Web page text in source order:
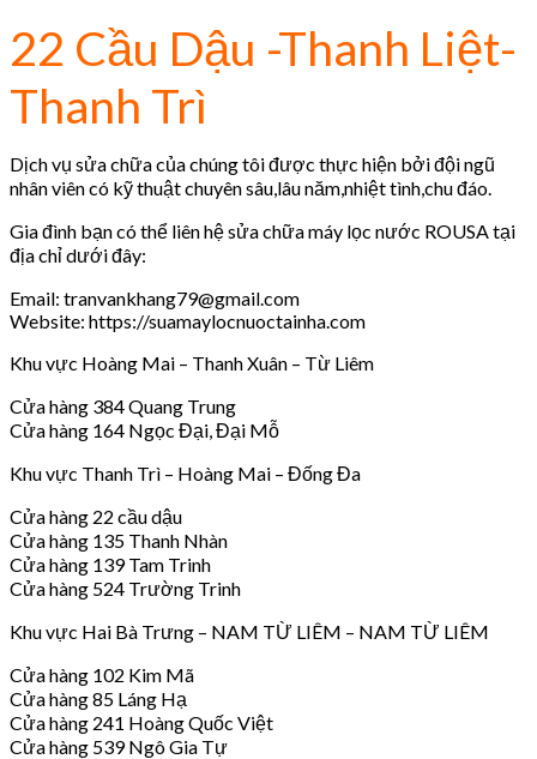
22 Cầu Dậu -Thanh Liệt-
Thanh Trì
Dịch vụ sửa chữa của chúng tôi được thực hiện bởi đội ngũ
nhân viên có kỹ thuật chuyên sâu,lâu năm,nhiệt tình,chu đáo.
Gia đình bạn có thể liên hệ sửa chữa máy lọc nước ROUSA tại
địa chỉ dưới đây:
Email: tranvankhang79@gmail.com
Website: https://suamaylocnuoctainha.com
Khu vực Hoàng Mai – Thanh Xuân – Từ Liêm
Cửa hàng 384 Quang Trung
Cửa hàng 164 Ngọc Đại, Đại Mỗ
Khu vực Thanh Trì – Hoàng Mai – Đống Đa
Cửa hàng 22 cầu dậu
Cửa hàng 135 Thanh Nhàn
Cửa hàng 139 Tam Trinh
Cửa hàng 524 Trường Trinh
Khu vực Hai Bà Trưng – NAM TỪ LIÊM – NAM TỪ LIÊM
Cửa hàng 102 Kim Mã
Cửa hàng 85 Láng Hạ
Cửa hàng 241 Hoàng Quốc Việt
Cửa hàng 539 Ngô Gia Tự